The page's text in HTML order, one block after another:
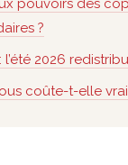
pouvoirs des
?
2026
coûte-t-elle